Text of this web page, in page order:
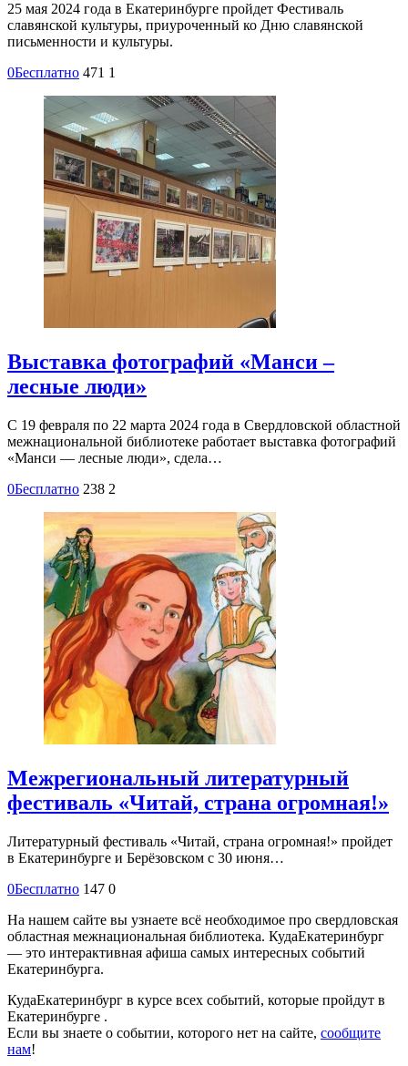
25 мая 2024 года в Екатеринбурге пройдет Фестиваль
славянской культуры, приуроченный ко Дню славянской
письменности и культуры.
0Бесплатно 471 1
Выставка фотографий «Манси –
лесные люди»
С 19 февраля по 22 марта 2024 года в Свердловской областной
межнациональной библиотеке работает выставка фотографий
«Манси — лесные люди», сдела…
0Бесплатно 238 2
Межрегиональный литературный
фестиваль «Читай, страна огромная!»
Литературный фестиваль «Читай, страна огромная!» пройдет
в Екатеринбурге и Берёзовском с 30 июня…
0Бесплатно 147 0
На нашем сайте вы узнаете всё необходимое про свердловская
областная межнациональная библиотека. КудаЕкатеринбург
— это интерактивная афиша самых интересных событий
Екатеринбурга.
КудаЕкатеринбург в курсе всех событий, которые пройдут в
Екатеринбурге .
Если вы знаете о событии, которого нет на сайте, сообщите
нам!